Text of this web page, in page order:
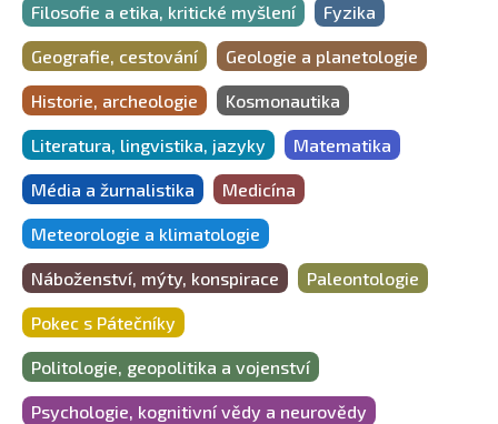
Filosofie a etika, kritické myšlení Fyzika
Geografie, cestování Geologie a planetologie
Historie, archeologie Kosmonautika
Literatura, lingvistika, jazyky Matematika
Média a žurnalistika Medicína
Meteorologie a klimatologie
Náboženství, mýty, konspirace Paleontologie
Pokec s Pátečníky
Politologie, geopolitika a vojenství
Psychologie, kognitivní vědy a neurovědy